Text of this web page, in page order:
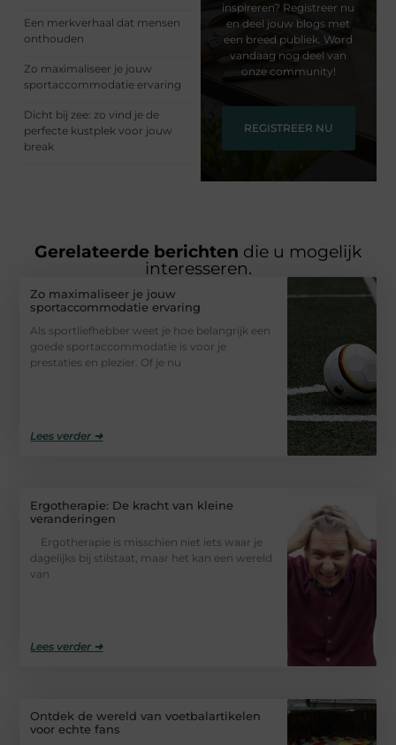
Een merkverhaal dat mensen
onthouden
Zo maximaliseer je jouw
sportaccommodatie ervaring
Dicht bij zee: zo vind je de
perfecte kustplek voor jouw
break
inspireren? Registreer nu
en deel jouw blogs met
een breed publiek. Word
vandaag nog deel van
onze community!
REGISTREER NU
Gerelateerde berichten die u mogelijk
interesseren.
Zo maximaliseer je jouw
sportaccommodatie ervaring
Als sportliefhebber weet je hoe belangrijk een
goede sportaccommodatie is voor je
prestaties en plezier. Of je nu
Lees verder ➜
Ergotherapie: De kracht van kleine
veranderingen
Ergotherapie is misschien niet iets waar je
dagelijks bij stilstaat, maar het kan een wereld
van
Lees verder ➜
Ontdek de wereld van voetbalartikelen
voor echte fans